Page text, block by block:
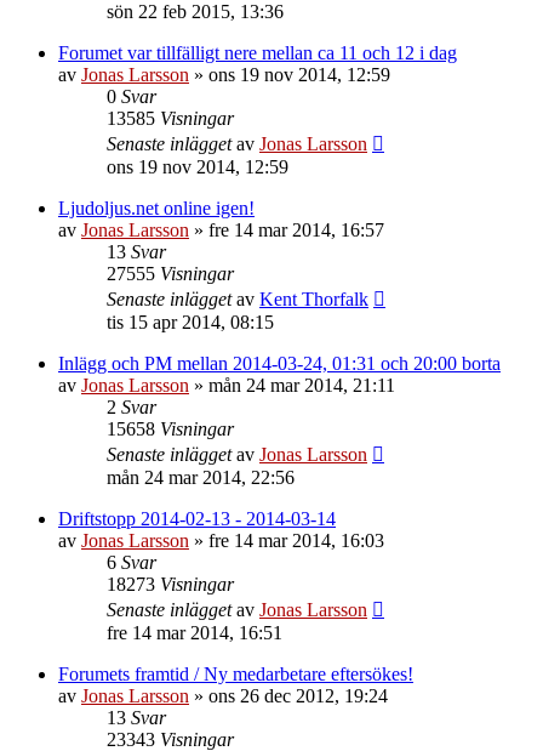
sön 22 feb 2015, 13:36
Forumet var tillfälligt nere mellan ca 11 och 12 i dag
av Jonas Larsson » ons 19 nov 2014, 12:59
0 Svar
13585 Visningar
Senaste inläggetav Jonas Larsson
ons 19 nov 2014, 12:59
Ljudoljus.net online igen!
av Jonas Larsson » fre 14 mar 2014, 16:57
13 Svar
27555 Visningar
Senaste inläggetav Kent Thorfalk
tis 15 apr 2014, 08:15
Inlägg och PM mellan 2014-03-24, 01:31 och 20:00 borta
av Jonas Larsson » mån 24 mar 2014, 21:11
2 Svar
15658 Visningar
Senaste inläggetav Jonas Larsson
mån 24 mar 2014, 22:56
Driftstopp 2014-02-13 - 2014-03-14
av Jonas Larsson » fre 14 mar 2014, 16:03
6 Svar
18273 Visningar
Senaste inläggetav Jonas Larsson
fre 14 mar 2014, 16:51
Forumets framtid / Ny medarbetare eftersökes!
av Jonas Larsson » ons 26 dec 2012, 19:24
13 Svar
23343 Visningar